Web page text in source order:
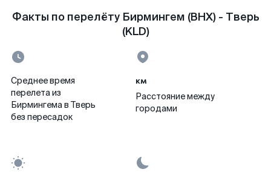
Факты по перелёту Бирмингем (BHX) - Тверь
(KLD)
Среднее время
перелета из
Бирмингема в Тверь
без пересадок
км
Расстояние между
городами